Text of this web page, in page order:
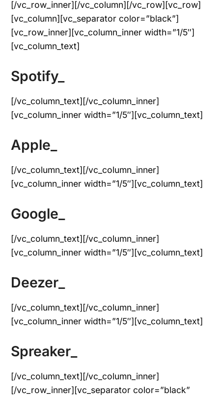
[/vc_row_inner][/vc_column][/vc_row][vc_row]
[vc_column][vc_separator color=”black”]
[vc_row_inner][vc_column_inner width=”1/5″]
[vc_column_text]
Spotify_
[/vc_column_text][/vc_column_inner]
[vc_column_inner width=”1/5″][vc_column_text]
Apple_
[/vc_column_text][/vc_column_inner]
[vc_column_inner width=”1/5″][vc_column_text]
Google_
[/vc_column_text][/vc_column_inner]
[vc_column_inner width=”1/5″][vc_column_text]
Deezer_
[/vc_column_text][/vc_column_inner]
[vc_column_inner width=”1/5″][vc_column_text]
Spreaker_
[/vc_column_text][/vc_column_inner]
[/vc_row_inner][vc_separator color=”black”